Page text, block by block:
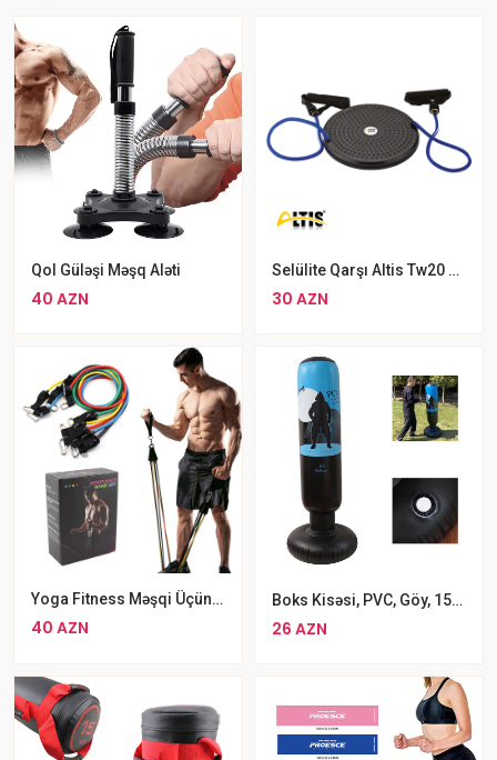
Qol Güləşi Məşq Aləti
40 AZN
Selülite Qarşı Altis Tw20 Bel İncəldici Twisting Disk Arıqladıcı İkili Jqutlu Disk
30 AZN
Yoga Fitness Məşqi Üçün 11 Parçalı Elastik Lateks Juqut Dəsti Yumuşaq Rezin Bantlar
40 AZN
Boks Kisəsi, PVC, Göy, 150x57 Sm
26 AZN